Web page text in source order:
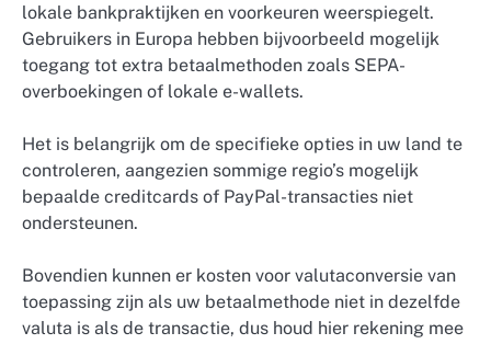
lokale bankpraktijken en voorkeuren weerspiegelt.
Gebruikers in Europa hebben bijvoorbeeld mogelijk
toegang tot extra betaalmethoden zoals SEPA-
overboekingen of lokale e-wallets.
Het is belangrijk om de specifieke opties in uw land te
controleren, aangezien sommige regio’s mogelijk
bepaalde creditcards of PayPal-transacties niet
ondersteunen.
Bovendien kunnen er kosten voor valutaconversie van
toepassing zijn als uw betaalmethode niet in dezelfde
valuta is als de transactie, dus houd hier rekening mee